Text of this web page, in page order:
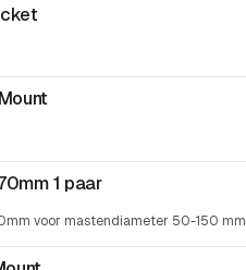
1 paar
voor mastendiameter 50-150 mm